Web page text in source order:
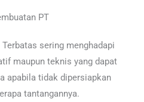
PT
sering menghadapi
maupun teknis yang dapat
apabila tidak dipersiapkan
tantangannya.